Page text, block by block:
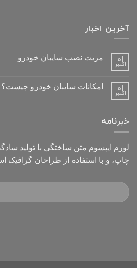
آخرین اخبار
01
اکتبر
مزیت نصب سایبان خودرو
01
اکتبر
امکانات سایبان خودرو چیست؟
خبرنامه
لورم ایپسوم متن ساختگی با تولید
چاپ، و با استفاده از طراحان گرافیک